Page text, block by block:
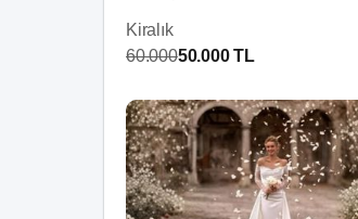
Kiralık
60.00050.000 TL